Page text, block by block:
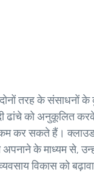
तरह के संसाधनों
ढांचे को अनुकूलित
कर सकते हैं।
के माध्यम से,
विकास को